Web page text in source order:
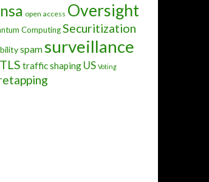
nsa open access Oversight
ComputingSecuritization
spamsurveillance
TLS traffic shaping US Voting